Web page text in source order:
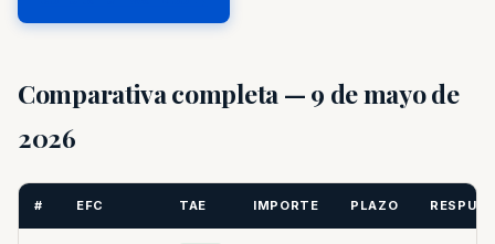
Comparativa completa — 9 de mayo de
2026
# EFC TAE IMPORTE PLAZO